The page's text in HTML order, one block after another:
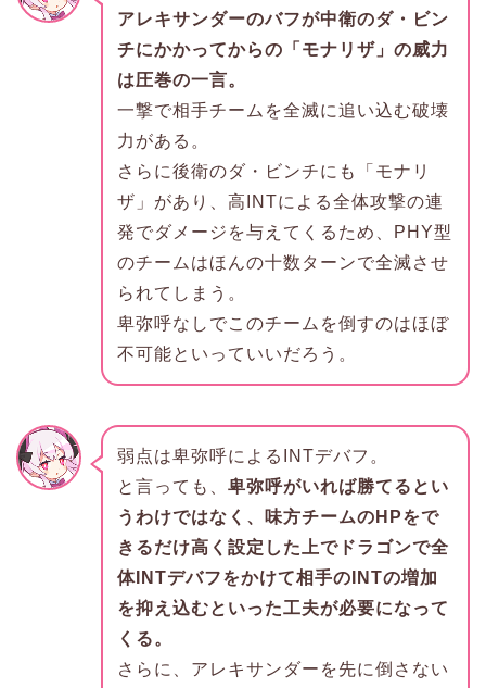
アレキサンダーのバフが中衛のダ・ビン
チにかかってからの「モナリザ」の威力
は圧巻の一言。
一撃で相手チームを全滅に追い込む破壊
力がある。
さらに後衛のダ・ビンチにも「モナリ
ザ」があり、高INTによる全体攻撃の連
発でダメージを与えてくるため、PHY型
のチームはほんの十数ターンで全滅させ
られてしまう。
卑弥呼なしでこのチームを倒すのはほぼ
不可能といっていいだろう。
弱点は卑弥呼によるINTデバフ。
と言っても、 卑弥呼がいれば勝てるとい
うわけではなく、味方チームのHPをで
きるだけ高く設定した上でドラゴンで全
体INTデバフをかけて相手のINTの増加
を抑え込むといった工夫が必要になって
くる。
さらに、アレキサンダーを先に倒さない